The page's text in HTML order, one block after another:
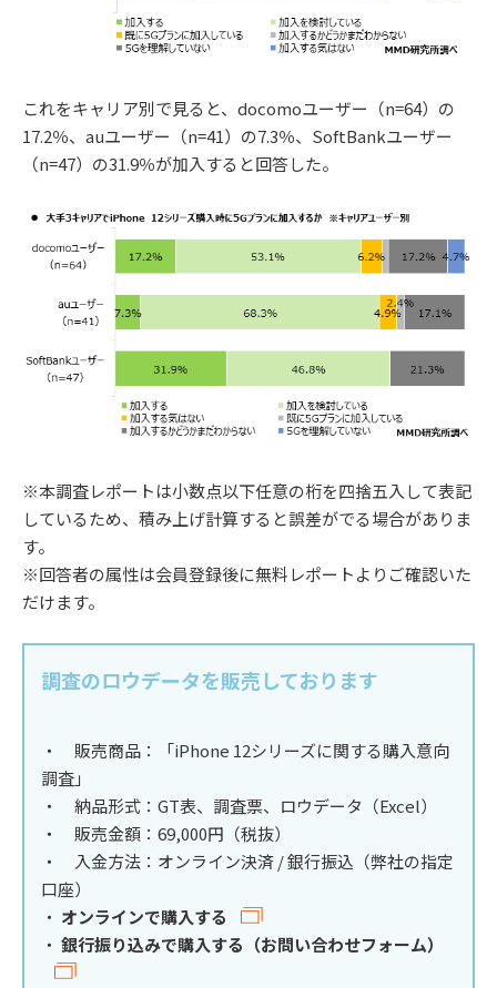
これをキャリア別で見ると、docomoユーザー（n=64）の
17.2％、auユーザー（n=41）の7.3％、SoftBankユーザー
（n=47）の31.9％が加入すると回答した。
※本調査レポートは小数点以下任意の桁を四捨五入して表記
しているため、積み上げ計算すると誤差がでる場合がありま
す。
※回答者の属性は会員登録後に無料レポートよりご確認いた
だけます。
調査のロウデータを販売しております
・ 販売商品：「iPhone 12シリーズに関する購入意向
調査」
・ 納品形式：GT表、調査票、ロウデータ（Excel）
・ 販売金額：69,000円（税抜）
・ 入金方法：オンライン決済 / 銀行振込（弊社の指定
口座）
・ オンラインで購入する
・ 銀行振り込みで購入する（お問い合わせフォーム）